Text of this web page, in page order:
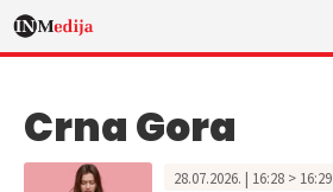
Crna Gora
28.07.2026. | 16:28 > 16:29